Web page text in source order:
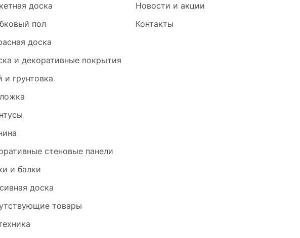
доска
пол
доска
и декоративные покрытия
и грунтовка
стеновые панели
и балки
доска
товары
Новости и акции
Контакты